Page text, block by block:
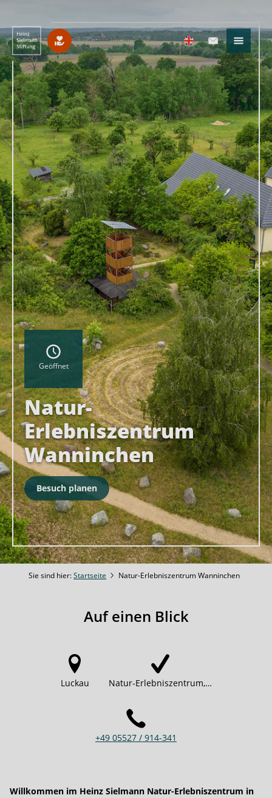
Geöffnet
Natur-
Erlebniszentrum
Wanninchen
Besuch planen
Sie sind hier:Startseite Natur-Erlebniszentrum Wanninchen
Auf einen Blick
Luckau Natur-Erlebniszentrum,…
+49 05527 / 914-341
Willkommen im Heinz Sielmann Natur-Erlebniszentrum in